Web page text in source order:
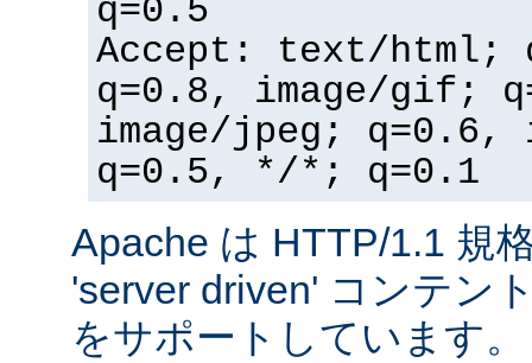
q=0.5
Accept: text/html;
q=0.8, image/gif;
image/jpeg; q=0.6,
q=0.5, */*; q=0.1
Apache は HTTP/1.1 規
'server driven' コンテン
をサポートしています